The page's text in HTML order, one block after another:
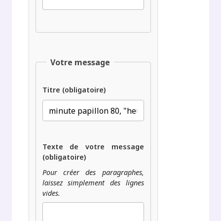
Votre message
Titre (obligatoire)
Texte de votre message
(obligatoire)
Pour créer des paragraphes,
laissez simplement des lignes
vides.